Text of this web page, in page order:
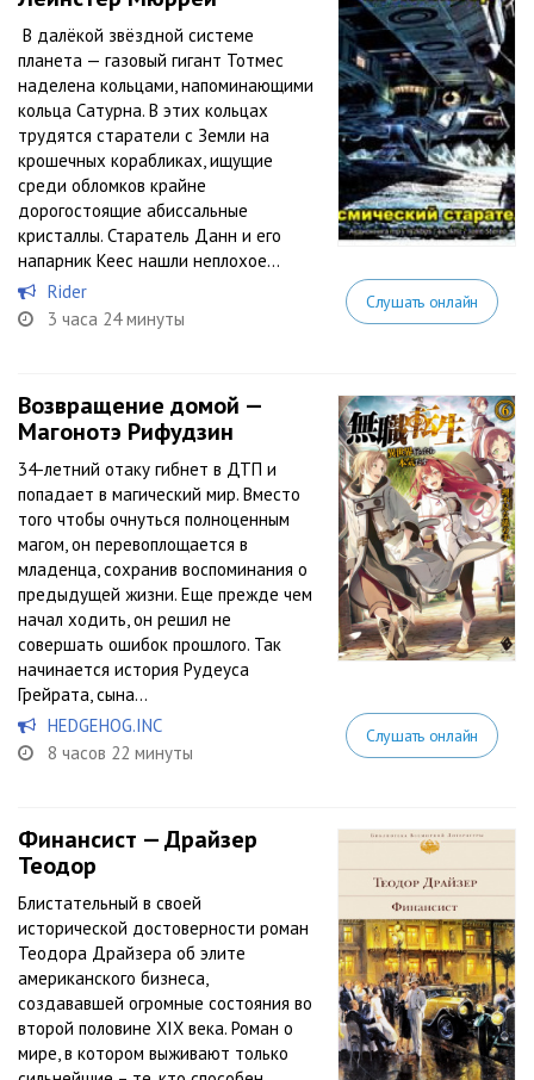
В далёкой звёздной системе
планета — газовый гигант Тотмес
наделена кольцами, напоминающими
кольца Сатурна. В этих кольцах
трудятся старатели с Земли на
крошечных корабликах, ищущие
среди обломков крайне
дорогостоящие абиссальные
кристаллы. Старатель Данн и его
напарник Кеес нашли неплохое...
Rider
3 часа 24 минуты
Слушать онлайн
Возвращение домой —
Магонотэ Рифудзин
34-летний отаку гибнет в ДТП и
попадает в магический мир. Вместо
того чтобы очнуться полноценным
магом, он перевоплощается в
младенца, сохранив воспоминания о
предыдущей жизни. Еще прежде чем
начал ходить, он решил не
совершать ошибок прошлого. Так
начинается история Рудеуса
Грейрата, сына...
HEDGEHOG.INC
8 часов 22 минуты
Слушать онлайн
Финансист — Драйзер
Теодор
Блистательный в своей
исторической достоверности роман
Теодора Драйзера об элите
американского бизнеса,
создававшей огромные состояния во
второй половине XIX века. Роман о
мире, в котором выживают только